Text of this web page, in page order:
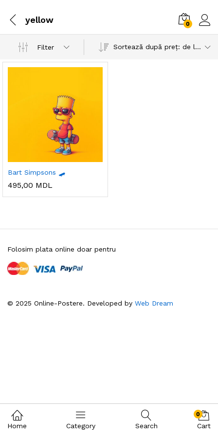
yellow 0
Filter Sortează după preț: de la mic la mare
Bart Simpsons 🛹
495,00 MDL
© 2025 Online-Postere. Developed by Web Dream
Folosim plata online doar pentru
Home Category Search
0
Cart